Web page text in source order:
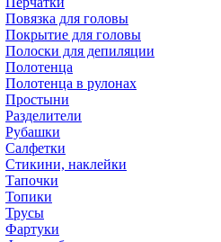
Повязка для головы
Покрытие для головы
Полоски для депиляции
Полотенца
Полотенца в рулонах
Простыни
Разделители
Рубашки
Салфетки
Стикини, наклейки
Тапочки
Топики
Трусы
Фартуки